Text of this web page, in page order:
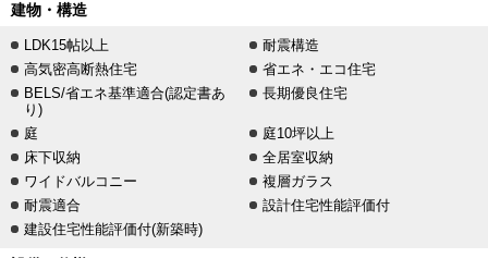
建物・構造
LDK15帖以上
耐震構造
高気密高断熱住宅
省エネ・エコ住宅
BELS/省エネ基準適合(認定書あ
り)
長期優良住宅
庭
庭10坪以上
床下収納
全居室収納
ワイドバルコニー
複層ガラス
耐震適合
設計住宅性能評価付
建設住宅性能評価付(新築時)